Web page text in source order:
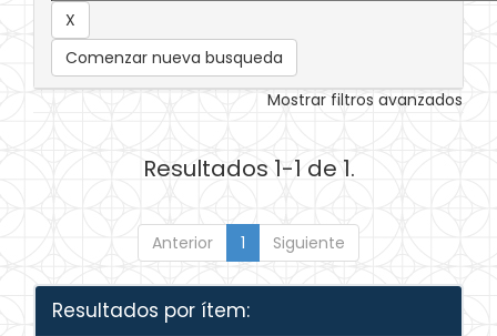
Comenzar nueva busqueda
Mostrar filtros avanzados
Resultados 1-1 de 1.
Anterior 1 Siguiente
Resultados por ítem: